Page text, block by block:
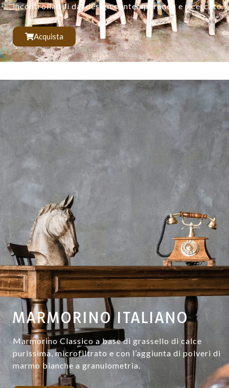
incontrollabili dal design contemporaneo e ricercato.
Acquista
MARMORINO ITALIANO
Marmorino Classico a base di grassello di calce
purissima, microfiltrato e con l’aggiunta di polveri di
marmo bianche a granulometria.